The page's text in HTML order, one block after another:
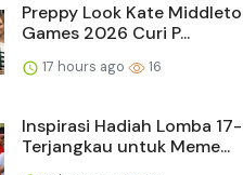
Preppy Look Kate
Games 2026 Curi P...
17 hours ago 16
Inspirasi Hadiah Lomba
Terjangkau untuk Meme...